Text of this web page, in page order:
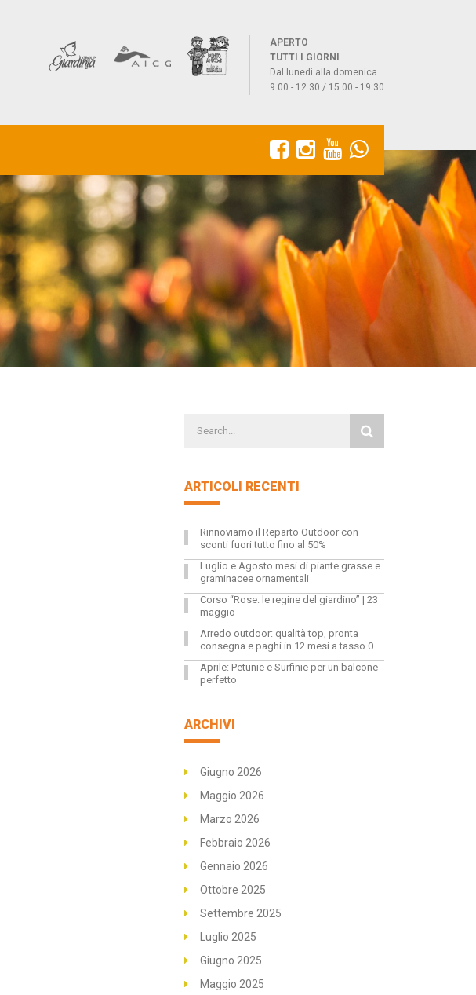
APERTO
TUTTI I GIORNI
Dal lunedì alla domenica
9.00 - 12.30 / 15.00 - 19.30
ARTICOLI RECENTI
Rinnoviamo il Reparto Outdoor con
sconti fuori tutto fino al 50%
Luglio e Agosto mesi di piante grasse e
graminacee ornamentali
Corso “Rose: le regine del giardino” | 23
maggio
Arredo outdoor: qualità top, pronta
consegna e paghi in 12 mesi a tasso 0
Aprile: Petunie e Surfinie per un balcone
perfetto
ARCHIVI
Giugno 2026
Maggio 2026
Marzo 2026
Febbraio 2026
Gennaio 2026
Ottobre 2025
Settembre 2025
Luglio 2025
Giugno 2025
Maggio 2025